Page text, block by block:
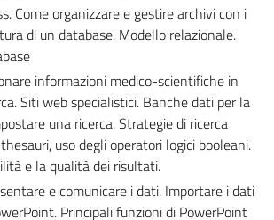
Come organizzare e gestire archivi con i
di un database. Modello relazionale.
informazioni medico-scientifiche in
Siti web specialistici. Banche dati per la
una ricerca. Strategie di ricerca
uso degli operatori logici booleani.
e la qualità dei risultati.
e comunicare i dati. Importare i dati
Principali funzioni di PowerPoint